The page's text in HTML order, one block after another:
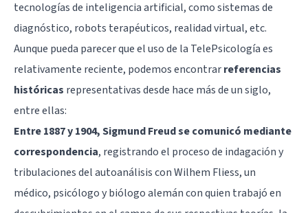
tecnologías de inteligencia artificial, como sistemas de
diagnóstico, robots terapéuticos, realidad virtual, etc.
Aunque pueda parecer que el uso de la TelePsicología es
relativamente reciente, podemos encontrarreferencias
históricas representativas desde hace más de un siglo,
entre ellas:
Entre 1887 y 1904, Sigmund Freud se comunicó mediante
correspondencia, registrando el proceso de indagación y
tribulaciones del autoanálisis con Wilhem Fliess, un
médico, psicólogo y biólogo alemán con quien trabajó en